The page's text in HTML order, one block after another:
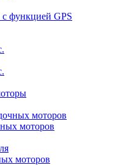
функцией GPS
моторов
моторов
моторов